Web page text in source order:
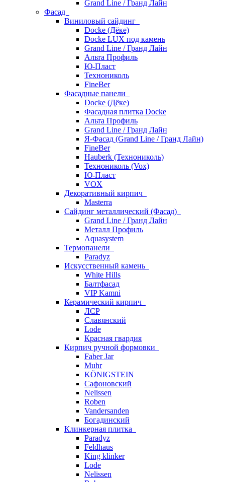
Grand Line / Гранд Лайн
Фасад
Виниловый сайдинг
Docke (Дёке)
Docke LUX под камень
Grand Line / Гранд Лайн
Альта Профиль
Ю-Пласт
Технониколь
FineBer
Фасадные панели
Docke (Дёке)
Фасадная плитка Docke
Альта Профиль
Grand Line / Гранд Лайн
Я-Фасад (Grand Line / Гранд Лайн)
FineBer
Hauberk (Технониколь)
Технониколь (Vox)
Ю-Пласт
VOX
Декоративный кирпич
Masterra
Сайдинг металлический (Фасад)
Grand Line / Гранд Лайн
Металл Профиль
Aquasystem
Термопанели
Paradyz
Искусственный камень
White Hills
Балтфасад
VIP Kamni
Керамический кирпич
ЛСР
Славянский
Lode
Красная гвардия
Кирпич ручной формовки
Faber Jar
Muhr
KÖNIGSTEIN
Сафоновский
Nelissen
Roben
Vandersanden
Богадинский
Клинкерная плитка
Paradyz
Feldhaus
King klinker
Lode
Nelissen